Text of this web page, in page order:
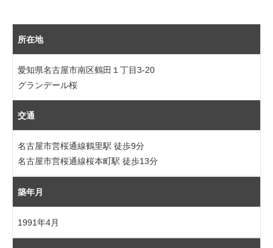
所在地
愛知県名古屋市南区鶴田１丁目3-20
グランデール桜
交通
名古屋市営桜通線鶴里駅 徒歩9分
名古屋市営桜通線桜本町駅 徒歩13分
築年月
1991年4月